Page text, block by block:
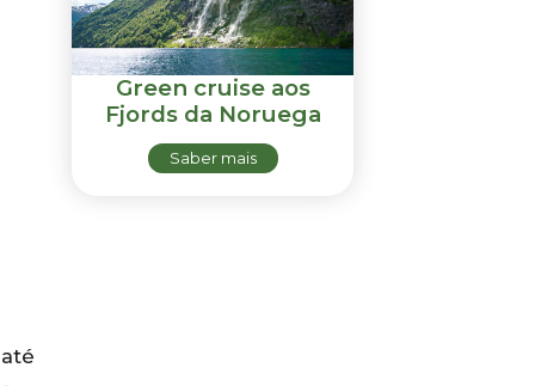
Green cruise aos
Fjords da Noruega
Saber mais